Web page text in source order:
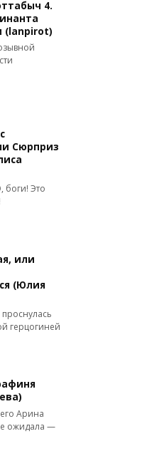
4.
(lanpirot)
Сюрприз
боги! Это
или
(Юлия
герцогиней
Арина
ожидала —